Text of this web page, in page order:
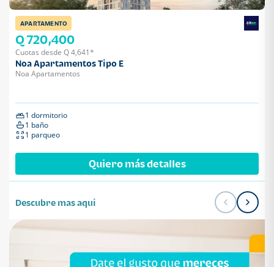
APARTAMENTO
Q 720,400
Cuotas desde Q 4,641*
Noa Apartamentos Tipo E
Noa Apartamentos
1 dormitorio
1 baño
1 parqueo
Quiero más detalles
Descubre mas aqui